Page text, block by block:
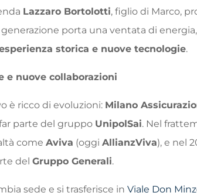
Lazzaro Bortolotti, figlio di Marco,
generazione porta una ventata di
storica e nuove tecnologie.
e nuove collaborazioni
è ricco di evoluzioni: Milano
parte del gruppo UnipolSai. Nel
comeAviva (oggiAllianzViva), e nel
delGruppo Generali.
sede e si trasferisce inViale Don